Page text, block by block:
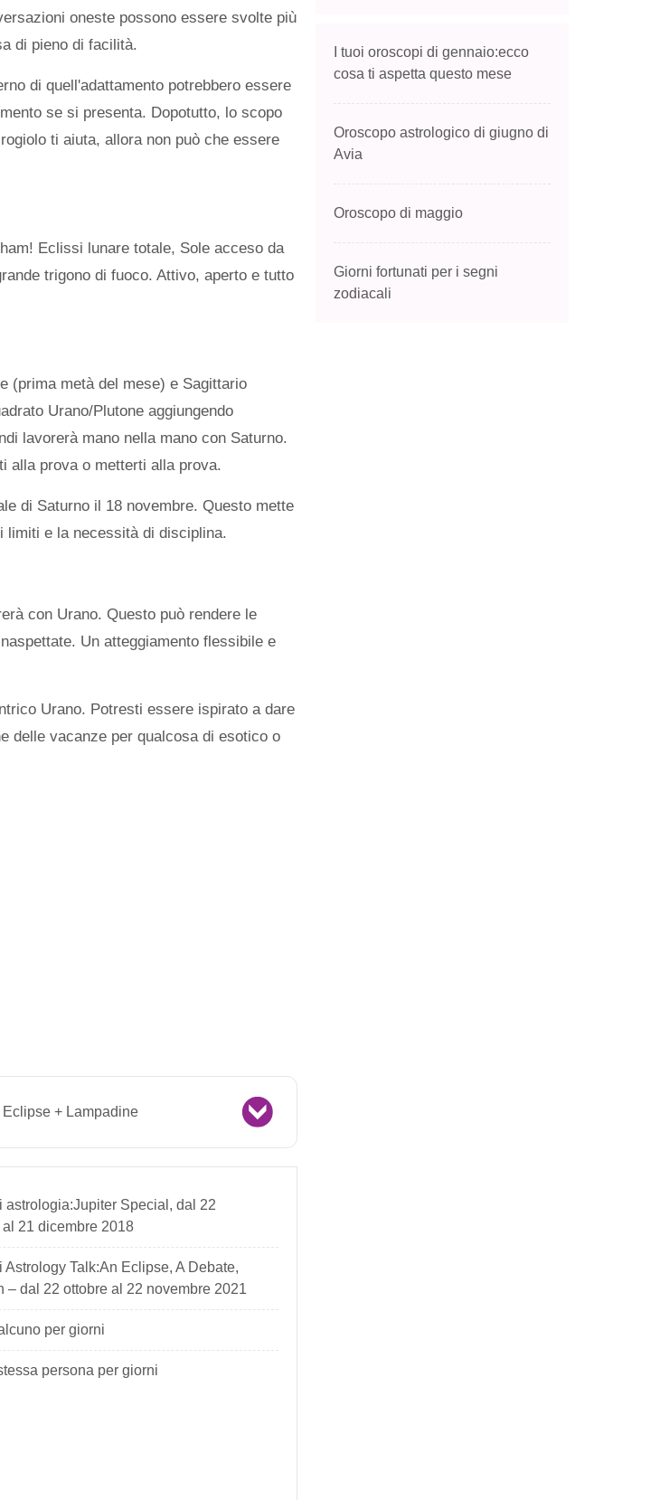
oneste possono essere svolte più
di pieno di facilità.
di quell'adattamento potrebbero essere
se si presenta. Dopotutto, lo scopo
ti aiuta, allora non può che essere
Eclissi lunare totale, Sole acceso da
trigono di fuoco. Attivo, aperto e tutto
(prima metà del mese) e Sagittario
Urano/Plutone aggiungendo
lavorerà mano nella mano con Saturno.
alla prova o metterti alla prova.
di Saturno il 18 novembre. Questo mette
limiti e la necessità di disciplina.
con Urano. Questo può rendere le
Un atteggiamento flessibile e
Urano. Potresti essere ispirato a dare
delle vacanze per qualcosa di esotico o
Eclipse + Lampadine
astrologia:Jupiter Special, dal 22
21 dicembre 2018
Astrology Talk:An Eclipse, A Debate,
– dal 22 ottobre al 22 novembre 2021
per giorni
persona per giorni
I tuoi oroscopi di gennaio:ecco
cosa ti aspetta questo mese
Oroscopo astrologico di giugno di
Avia
Oroscopo di maggio
Giorni fortunati per i segni
zodiacali